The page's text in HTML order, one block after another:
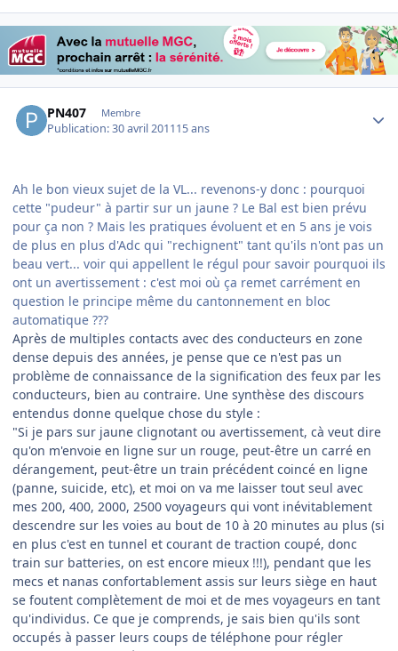
PN407 Membre
Publication:30 avril 201115 ans
Ah le bon vieux sujet de la VL... revenons-y donc : pourquoi
cette "pudeur" à partir sur un jaune ? Le Bal est bien prévu
pour ça non ? Mais les pratiques évoluent et en 5 ans je vois
de plus en plus d'Adc qui "rechignent" tant qu'ils n'ont pas un
beau vert... voir qui appellent le régul pour savoir pourquoi ils
ont un avertissement : c'est moi où ça remet carrément en
question le principe même du cantonnement en bloc
automatique ???
Après de multiples contacts avec des conducteurs en zone
dense depuis des années, je pense que ce n'est pas un
problème de connaissance de la signification des feux par les
conducteurs, bien au contraire. Une synthèse des discours
entendus donne quelque chose du style :
"Si je pars sur jaune clignotant ou avertissement, cà veut dire
qu'on m'envoie en ligne sur un rouge, peut-être un carré en
dérangement, peut-être un train précédent coincé en ligne
(panne, suicide, etc), et moi on va me laisser tout seul avec
mes 200, 400, 2000, 2500 voyageurs qui vont inévitablement
descendre sur les voies au bout de 10 à 20 minutes au plus (si
en plus c'est en tunnel et courant de traction coupé, donc
train sur batteries, on est encore mieux !!!), pendant que les
mecs et nanas confortablement assis sur leurs siège en haut
se foutent complètement de moi et de mes voyageurs en tant
qu'individus. Ce que je comprends, je sais bien qu'ils sont
occupés à passer leurs coups de téléphone pour régler